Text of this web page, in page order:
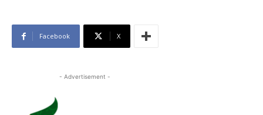
Facebook X
- Advertisement -